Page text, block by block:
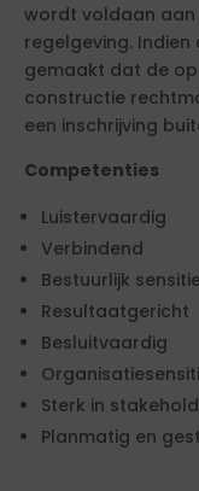
wordt voldaan
regelgeving.
gemaakt dat de
constructie
een inschrijving
Competenties
Luistervaardig
Verbindend
Bestuurlijk
Resultaatgericht
Besluitvaardig
Sterk in
Planmatig en